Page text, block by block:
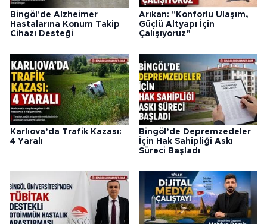
Bingöl'de Alzheimer
Hastalarına Konum Takip
Cihazı Desteği
Arıkan: "Konforlu Ulaşım,
Güçlü Altyapı İçin
Çalışıyoruz”
Karlıova’da Trafik Kazası:
4 Yaralı
Bingöl’de Depremzedeler
İçin Hak Sahipliği Askı
Süreci Başladı